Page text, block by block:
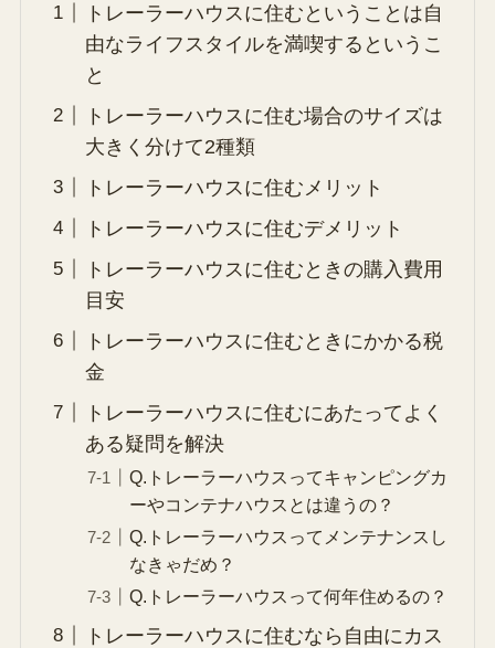
トレーラーハウスに住むということは自
由なライフスタイルを満喫するというこ
と
トレーラーハウスに住む場合のサイズは
大きく分けて2種類
トレーラーハウスに住むメリット
トレーラーハウスに住むデメリット
トレーラーハウスに住むときの購入費用
目安
トレーラーハウスに住むときにかかる税
金
トレーラーハウスに住むにあたってよく
ある疑問を解決
Q.トレーラーハウスってキャンピングカ
ーやコンテナハウスとは違うの？
Q.トレーラーハウスってメンテナンスし
なきゃだめ？
Q.トレーラーハウスって何年住めるの？
トレーラーハウスに住むなら自由にカス